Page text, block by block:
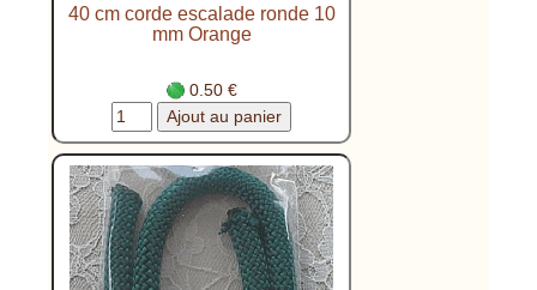
40 cm corde escalade ronde 10
mm Orange
0.50 €